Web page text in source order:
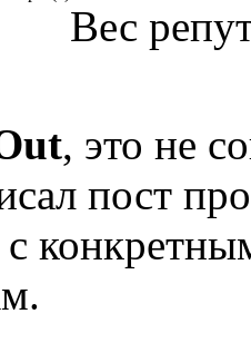
Вес
, это не
пост